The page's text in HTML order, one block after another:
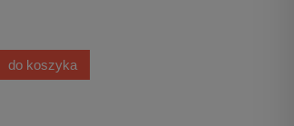
do koszyka